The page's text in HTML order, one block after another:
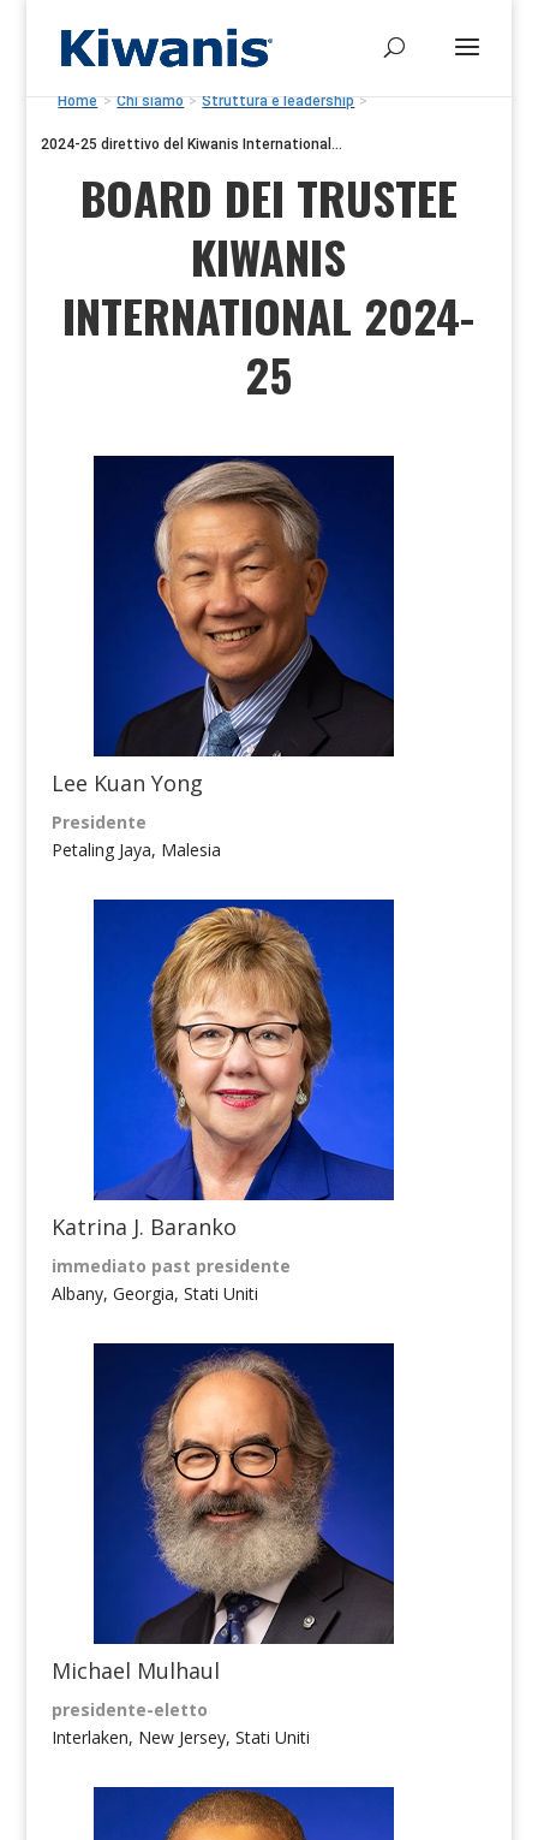
Home > Chi siamo > Struttura e leadership >
2024-25 direttivo del Kiwanis International...
BOARD DEI TRUSTEE
KIWANIS
INTERNATIONAL 2024-
25
Lee Kuan Yong
Presidente
Petaling Jaya, Malesia
Katrina J. Baranko
immediato past presidente
Albany, Georgia, Stati Uniti
Michael Mulhaul
presidente-eletto
Interlaken, New Jersey, Stati Uniti